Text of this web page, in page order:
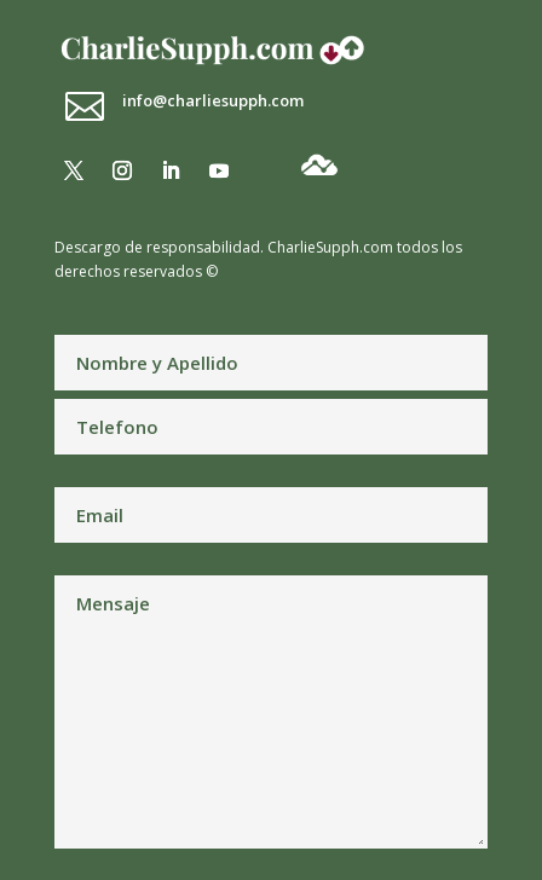
 info@charliesupph.com
Descargo de responsabilidad. CharlieSupph.com todos los
derechos reservados ©